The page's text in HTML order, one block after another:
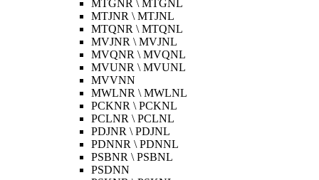
MTGNR \ MTGNL
MTJNR \ MTJNL
MTQNR \ MTQNL
MVJNR \ MVJNL
MVQNR \ MVQNL
MVUNR \ MVUNL
MVVNN
MWLNR \ MWLNL
PCKNR \ PCKNL
PCLNR \ PCLNL
PDJNR \ PDJNL
PDNNR \ PDNNL
PSBNR \ PSBNL
PSDNN